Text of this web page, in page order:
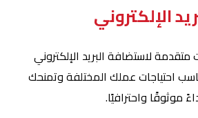
الإلكتروني
متقدمة لاستضافة البريد الإلكتروني
احتياجات عملك المختلفة وتمنحك
موثوقًا واحترافيًا.